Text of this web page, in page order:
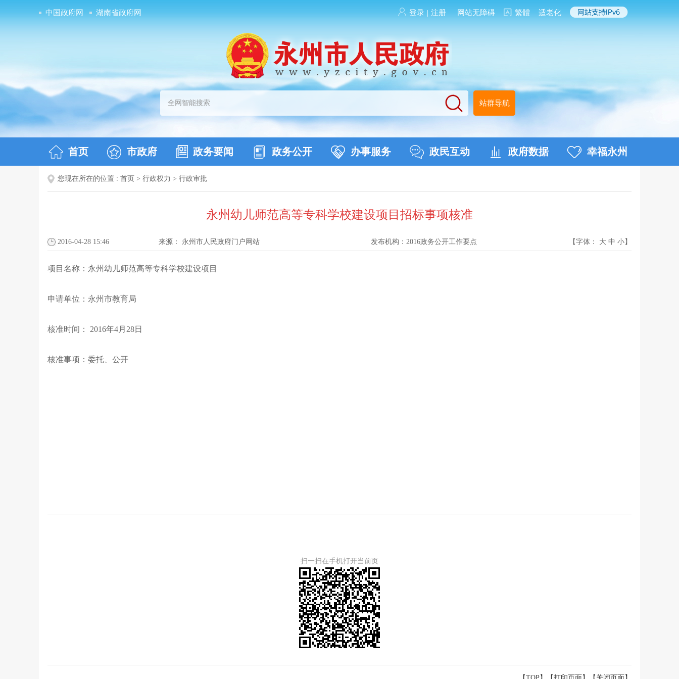
中国政府网 湖南省政府网 登录 | 注册 网站无障碍 繁體 适老化
站群导航
首页 市政府 政务要闻 政务公开 办事服务 政民互动 政府数据 幸福永州
您现在所在的位置 : 首页 > 行政权力 > 行政审批
永州幼儿师范高等专科学校建设项目招标事项核准
2016-04-28 15:46 来源： 永州市人民政府门户网站 发布机构： 2016政务公开工作要点 【字体： 大 中 小】
项目名称：永州幼儿师范高等专科学校建设项目
申请单位：永州市教育局
核准时间： 2016年4月28日
核准事项：委托、公开
扫一扫在手机打开当前页